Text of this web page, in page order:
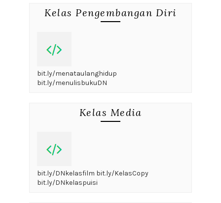
Kelas Pengembangan Diri
bit.ly/menataulanghidup
bit.ly/menulisbukuDN
Kelas Media
bit.ly/DNkelasfilm bit.ly/KelasCopy
bit.ly/DNkelaspuisi